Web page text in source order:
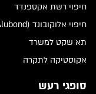
חיפוי רשת אקספנדד
חיפוי אלוקובונד (Alubond)
תא שקט למשרד
אקוסטיקה לתקרה
סופגי רעש